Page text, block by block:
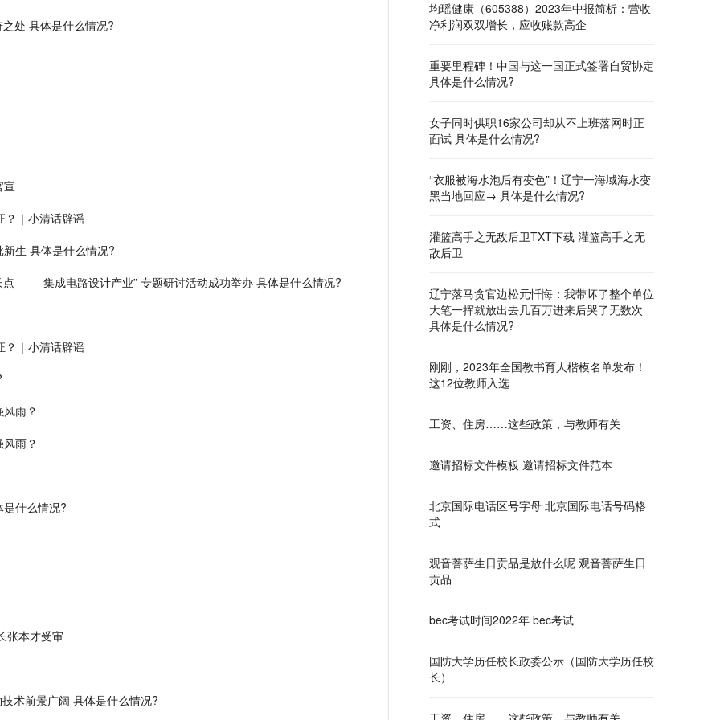
处 具体是什么情况?
宣
？｜小清话辟谣
生 具体是什么情况?
— — 集成电路设计产业” 专题研讨活动成功举办 具体是什么情况?
？｜小清话辟谣
雨？
雨？
什么情况?
张本才受审
术前景广阔 具体是什么情况?
均瑶健康（605388）2023年中报简析：营收
净利润双双增长，应收账款高企
重要里程碑！中国与这一国正式签署自贸协定
具体是什么情况?
女子同时供职16家公司却从不上班落网时正
面试 具体是什么情况?
“衣服被海水泡后有变色”！辽宁一海域海水变
黑当地回应→ 具体是什么情况?
灌篮高手之无敌后卫TXT下载 灌篮高手之无
敌后卫
辽宁落马贪官边松元忏悔：我带坏了整个单位
大笔一挥就放出去几百万进来后哭了无数次
具体是什么情况?
刚刚，2023年全国教书育人楷模名单发布！
这12位教师入选
工资、住房……这些政策，与教师有关
邀请招标文件模板 邀请招标文件范本
北京国际电话区号字母 北京国际电话号码格
式
观音菩萨生日贡品是放什么呢 观音菩萨生日
贡品
bec考试时间2022年 bec考试
国防大学历任校长政委公示（国防大学历任校
长）